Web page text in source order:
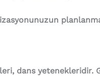
dans yetenekleridir.